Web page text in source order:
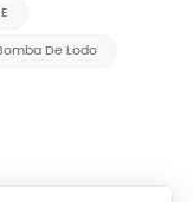
De Lodo